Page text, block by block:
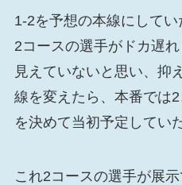
1-2を予想の本線にして
2コースの選手がドカ遅
見えていないと思い、抑
線を変えたら、本番では
を決めて当初予定してい
これ2コースの選手が展